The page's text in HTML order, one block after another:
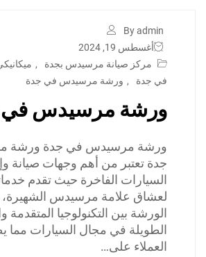
By admin
أغسطس 19, 2024
مركز صيانة مرسيدس بجدة
,
في جدة
, ورشة مرسيدس في جدة
ورشة مرسيدس في
ورشة مرسيدس في جدة ورشة
جدة تعتبر من أهم وجهات صيانة
السيارات الفاخرة حيث تقدم
لعشاق علامة مرسيدس
الورشة بين التكنولوجيا المتقدمة
الطويلة في مجال السيارات
العملاء على…